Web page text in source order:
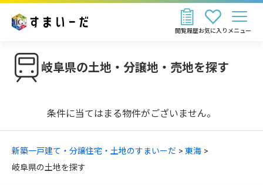
お気に入り
閲覧履歴 メニュー
新築一戸建て・分譲住宅・土地のすまいーだ
東海
岐阜県の土地を探す
岐阜県の土地・分譲地・売地を探す
条件に当てはまる物件がございません。